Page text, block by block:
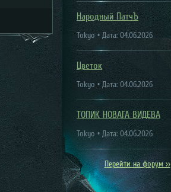
Народный ПатчЪ
Tokyo • Дата: 04.06.2026
Цветок
Tokyo • Дата: 04.06.2026
ТОПИК НОВАГА ВИДЕВА
Tokyo • Дата: 04.06.2026
Перейти на форум >>